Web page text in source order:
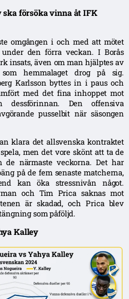
ska försöka vinna åt IFK
omgången i och med att mötet
den förra veckan. I Borås
insats, även om man hjälptes av
hemmalaget drog på sig.
Karlsson byttes in i paus och
med det fina inhoppet mot
dessförinnan. Den offensiva
pusselbit när säsongen
klara det allsvenska kontraktet
men det vore skönt att ta de
de närmaste veckorna. Det har
på de fem senaste matcherna,
kan öka stressnivån något.
och Tim Prica saknas mot
är skadad, och Prica blev
som påföljd.
Kalley